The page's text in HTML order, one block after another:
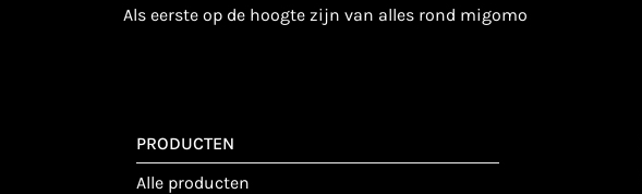
als eerste op de hoogte zijn van alles rond migomo
PRODUCTEN
alle producten